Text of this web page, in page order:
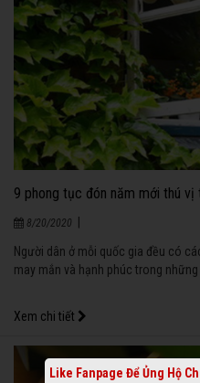
9 phong tục đón năm mới thú vị
8/20/2020
Người dân ở mỗi quốc gia đều có
may mắn và hạnh phúc trong những
Xem chi tiết
Like Fanpage Để Ủng Hộ